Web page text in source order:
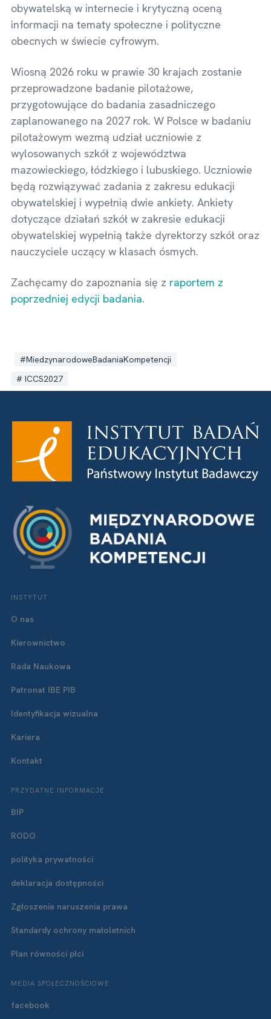
obywatelską w internecie i krytyczną oceną
informacji na tematy społeczne i polityczne
obecnych w świecie cyfrowym.
Wiosną 2026 roku w prawie 30 krajach zostanie
przeprowadzone badanie pilotażowe,
przygotowujące do badania zasadniczego
zaplanowanego na 2027 rok. W Polsce w badaniu
pilotażowym wezmą udział uczniowie z
wylosowanych szkół z województwa
mazowieckiego, łódzkiego i lubuskiego. Uczniowie
będą rozwiązywać zadania z zakresu edukacji
obywatelskiej i wypełnią dwie ankiety. Ankiety
dotyczące działań szkół w zakresie edukacji
obywatelskiej wypełnią także dyrektorzy szkół oraz
nauczyciele uczący w klasach ósmych.
Zachęcamy do zapoznania się z raportem z
poprzedniej edycji badania.
MiedzynarodoweBadaniaKompetencji
ICCS2027
INSTYTUT
O nas
Kierownictwo
Rada Naukowa
Patronat IBE PIB
Identyfikacja wizualna
Kariera
Kontakt
PRZYDATNE INFORMACJE
BIP
RODO
polityka prywatności
deklaracja dostępności
Zgłoszenie naruszenia prawa
Standardy ochrony małoletnich
Plan równości płci
MEDIA SPOŁECZNOŚCIOWE
facebook